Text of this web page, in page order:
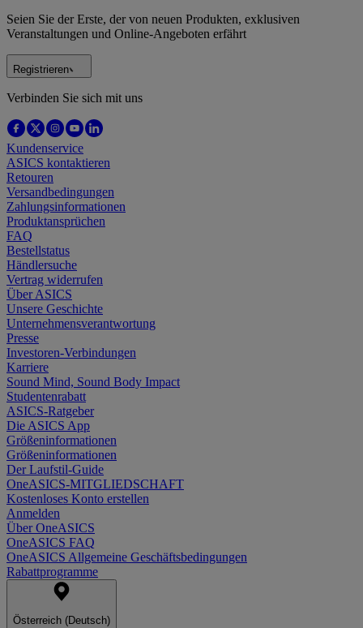
Seien Sie der Erste, der von neuen Produkten, exklusiven
Veranstaltungen und Online-Angeboten erfährt
Registrieren
Verbinden Sie sich mit uns
Kundenservice
ASICS kontaktieren
Retouren
Versandbedingungen
Zahlungsinformationen
Produktansprüchen
FAQ
Bestellstatus
Händlersuche
Vertrag widerrufen
Über ASICS
Unsere Geschichte
Unternehmensverantwortung
Presse
Investoren-Verbindungen
Karriere
Sound Mind, Sound Body Impact
Studentenrabatt
ASICS-Ratgeber
Die ASICS App
Größeninformationen
Größeninformationen
Der Laufstil-Guide
OneASICS-MITGLIEDSCHAFT
Kostenloses Konto erstellen
Anmelden
Über OneASICS
OneASICS FAQ
OneASICS Allgemeine Geschäftsbedingungen
Rabattprogramme
Österreich (Deutsch)